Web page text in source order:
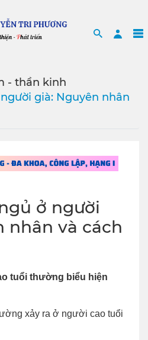
Search
- thần kinh
già: Nguyên nhân
ở người
nhân và cách
tuổi thường biểu hiện
xảy ra ở người cao tuổi